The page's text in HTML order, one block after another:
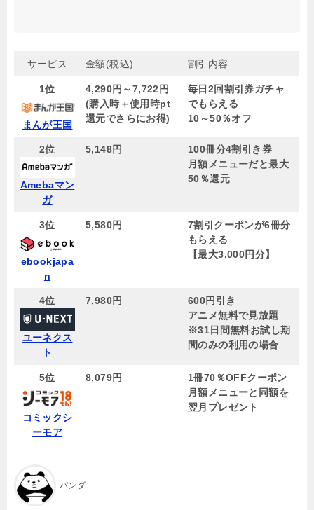
サービス 金額(税込) 割引内容
1位
まんが王国
4,290円～7,722円
(購入時＋使用時pt
還元でさらにお得)
毎日2回割引券ガチャ
でもらえる
10～50％オフ
2位
Amebaマン
ガ
5,148円
100冊分4割引き券
月額メニューだと最大
50％還元
3位
ebookjapa
n
5,580円
7割引クーポンが6冊分
もらえる
【最大3,000円分】
4位
ユーネクス
ト
7,980円
600円引き
アニメ無料で見放題
※31日間無料お試し期
間のみの利用の場合
5位
コミックシ
ーモア
8,079円
1冊70％OFFクーポン
月額メニューと同額を
翌月プレゼント
パンダ